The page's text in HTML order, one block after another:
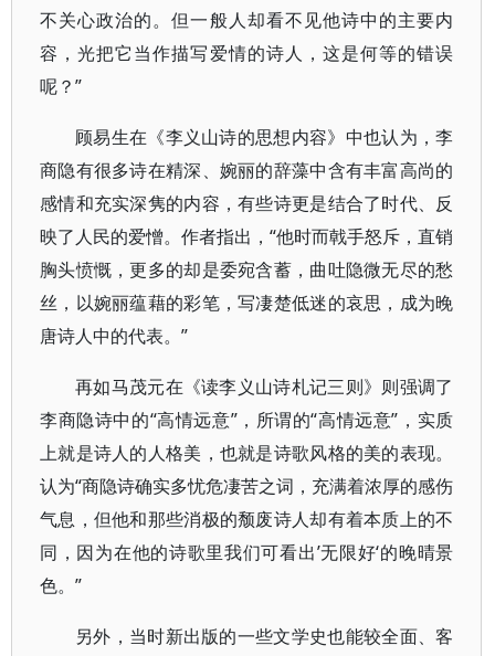
不关心政治的。但一般人却看不见他诗中的主要内
容，光把它当作描写爱情的诗人，这是何等的错误
呢？”
顾易生在《李义山诗的思想内容》中也认为，李
商隐有很多诗在精深、婉丽的辞藻中含有丰富高尚的
感情和充实深隽的内容，有些诗更是结合了时代、反
映了人民的爱憎。作者指出，“他时而戟手怒斥，直销
胸头愤慨，更多的却是委宛含蓄，曲吐隐微无尽的愁
丝，以婉丽蕴藉的彩笔，写凄楚低迷的哀思，成为晚
唐诗人中的代表。”
再如马茂元在《读李义山诗札记三则》则强调了
李商隐诗中的“高情远意”，所谓的“高情远意”，实质
上就是诗人的人格美，也就是诗歌风格的美的表现。
认为“商隐诗确实多忧危凄苦之词，充满着浓厚的感伤
气息，但他和那些消极的颓废诗人却有着本质上的不
同，因为在他的诗歌里我们可看出’无限好‘的晚晴景
色。”
另外，当时新出版的一些文学史也能较全面、客